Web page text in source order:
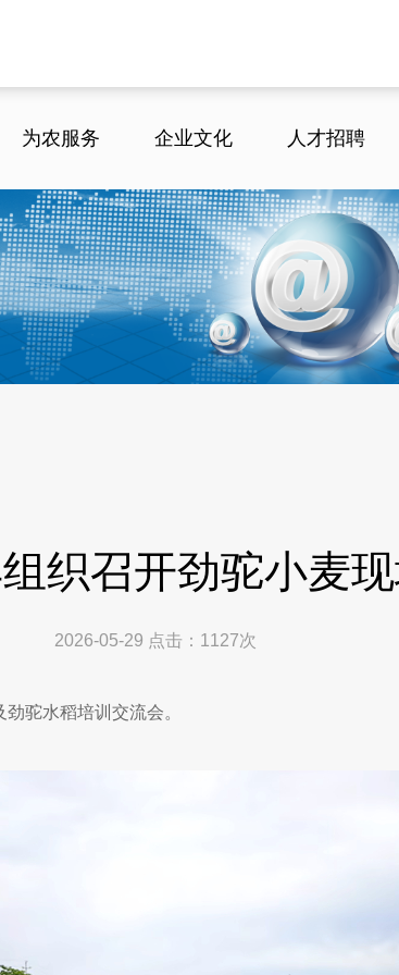
为农服务 企业文化 人才招聘
织召开劲驼小麦
2026-05-29 点击： 1127次
驼水稻培训交流会。